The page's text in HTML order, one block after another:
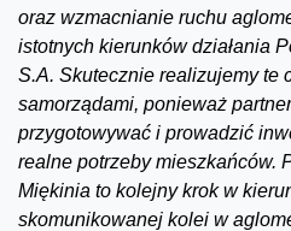
oraz wzmacnianie ruchu
istotnych kierunków działania
S.A. Skutecznie realizujemy te
samorządami, ponieważ
przygotowywać i prowadzić
realne potrzeby mieszkańców.
Miękinia to kolejny krok w
skomunikowanej kolei w